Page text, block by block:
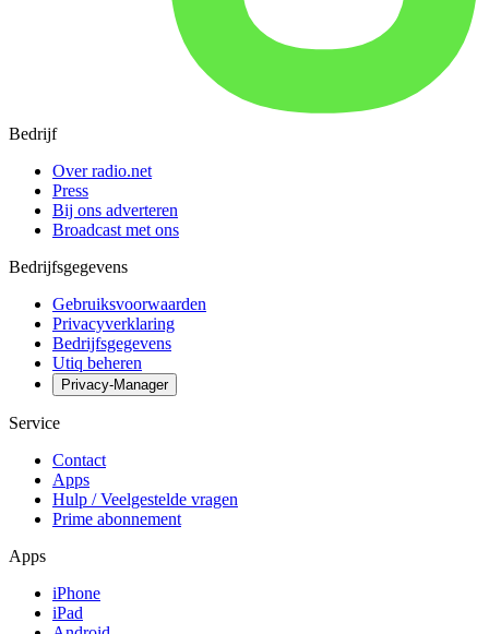
Bedrijf
Over radio.net
Press
Bij ons adverteren
Broadcast met ons
Bedrijfsgegevens
Gebruiksvoorwaarden
Privacyverklaring
Bedrijfsgegevens
Utiq beheren
Privacy-Manager
Service
Contact
Apps
Hulp / Veelgestelde vragen
Prime abonnement
Apps
iPhone
iPad